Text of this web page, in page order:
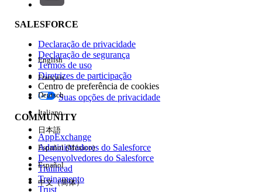
Impacto do recurso
Edição
Experiência
SALESFORCE
Declaração de privacidade
Declaração de segurança
Termos de uso
Diretrizes de participação
Centro de preferência de cookies
Suas opções de privacidade
COMMUNITY
AppExchange
Administradores do Salesforce
Desenvolvedores do Salesforce
Trailhead
Treinamento
Trust
English
Français
Deutsch
Italiano
日本語
Español (México)
Español
中文（简体）